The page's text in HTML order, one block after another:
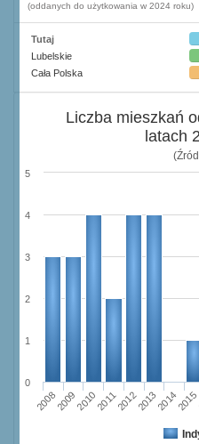
(oddanych do użytkowania w 2024 roku)
Tutaj
Lubelskie
Cała Polska
Liczba mieszkań
latach
20082009201020112012201320142015
0
1
2
3
4
5